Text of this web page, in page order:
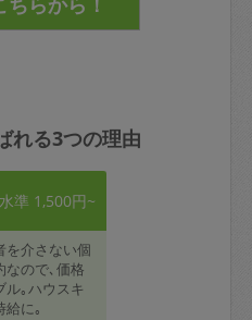
れる3つの理由
準 1,500円~
を介さない個
なので､価格
ル｡ハウスキ
給に｡